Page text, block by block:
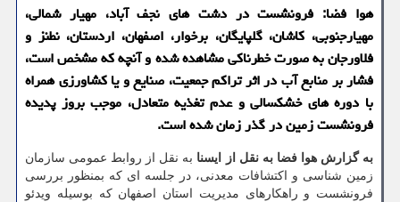
هوا فضا: فرونشست در دشت های نجف آباد، مهیار شمالی،
مهیارجنوبی، كاشان، گلپایگان، برخوار، اصفهان، اردستان، نطنز و
فلاورجان به صورت خطرناكی مشاهده شده و آنچه كه مشخص است،
فشار بر منابع آب در اثر تراكم جمعیت، صنایع و یا كشاورزی همراه
با دوره های خشكسالی و عدم تغذیه متعادل، موجب بروز پدیده
فرونشست زمین در گذر زمان شده است.
به گزارش هوا فضا به نقل از ایسنا به نقل از روابط عمومی سازمان
زمین شناسی و اکتشافات معدنی، در جلسه ای که بمنظور بررسی
فرونشست و راهکارهای مدیریت استان اصفهان که بوسیله ویدئو